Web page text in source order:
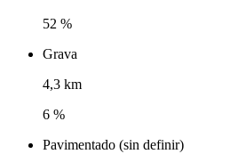
52 %
Grava
4,3 km
6 %
Pavimentado (sin definir)